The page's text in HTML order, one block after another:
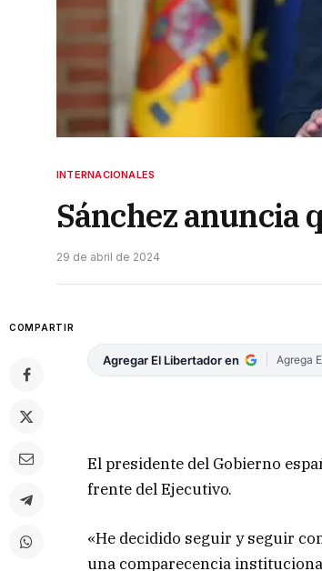
INTERNACIONALES
Sánchez anuncia
29 de abril de 2024
COMPARTIR
Agregar El Libertador en Agrega
El presidente del Gobierno
frente del Ejecutivo.
«He decidido seguir y seguir
una comparecencia